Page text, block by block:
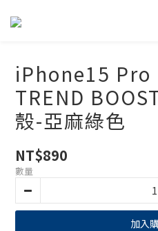
iPhone15 Pro
TREND
殼-亞麻綠色
NT$890
數量
加入